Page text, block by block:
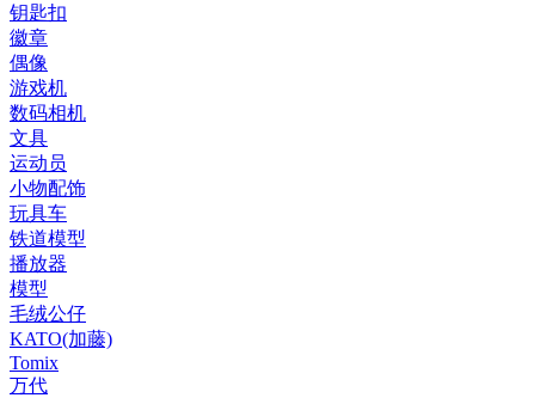
钥匙扣
徽章
偶像
游戏机
数码相机
文具
运动员
小物配饰
玩具车
铁道模型
播放器
模型
毛绒公仔
KATO(加藤)
Tomix
万代